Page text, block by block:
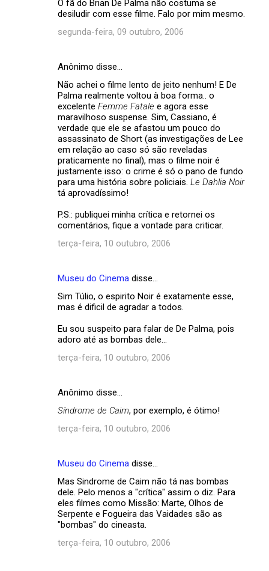
O fã do Brian De Palma não costuma se
desiludir com esse filme. Falo por mim mesmo.
segunda-feira, 09 outubro, 2006
Anônimo disse…
Não achei o filme lento de jeito nenhum! E De
Palma realmente voltou à boa forma.. o
excelente Femme Fatale e agora esse
maravilhoso suspense. Sim, Cassiano, é
verdade que ele se afastou um pouco do
assassinato de Short (as investigações de Lee
em relação ao caso só são reveladas
praticamente no final), mas o filme noir é
justamente isso: o crime é só o pano de fundo
para uma história sobre policiais. Le Dahlia Noir
tá aprovadíssimo!
P.S.: publiquei minha crítica e retornei os
comentários, fique a vontade para criticar.
terça-feira, 10 outubro, 2006
Museu do Cinema disse…
Sim Túlio, o espirito Noir é exatamente esse,
mas é dificil de agradar a todos.
Eu sou suspeito para falar de De Palma, pois
adoro até as bombas dele...
terça-feira, 10 outubro, 2006
Anônimo disse…
Síndrome de Caim, por exemplo, é ótimo!
terça-feira, 10 outubro, 2006
Museu do Cinema disse…
Mas Sindrome de Caim não tá nas bombas
dele. Pelo menos a "crítica" assim o diz. Para
eles filmes como Missão: Marte, Olhos de
Serpente e Fogueira das Vaidades são as
"bombas" do cineasta.
terça-feira, 10 outubro, 2006